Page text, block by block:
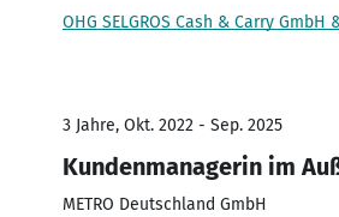
OHG SELGROS Cash & Carry GmbH
3 Jahre, Okt. 2022 - Sep. 2025
Kundenmanagerin im
METRO Deutschland GmbH